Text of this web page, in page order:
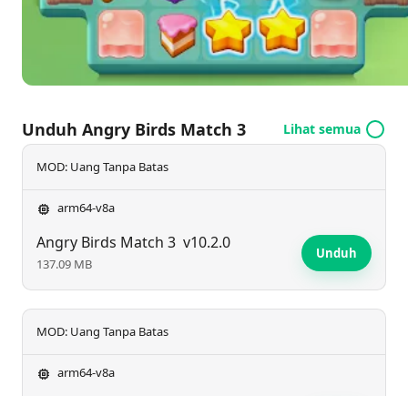
nostalgia, menjadikannya tambahan yang berharga
untuk seri ini bagi pemain yang menginginkan
petualangan baru.
Unduh Angry Birds Match 3 Lihat semua
MOD: Uang Tanpa Batas
arm64-v8a
Angry Birds Match 3 v10.2.0
137.09 MB
Unduh
MOD: Uang Tanpa Batas
arm64-v8a